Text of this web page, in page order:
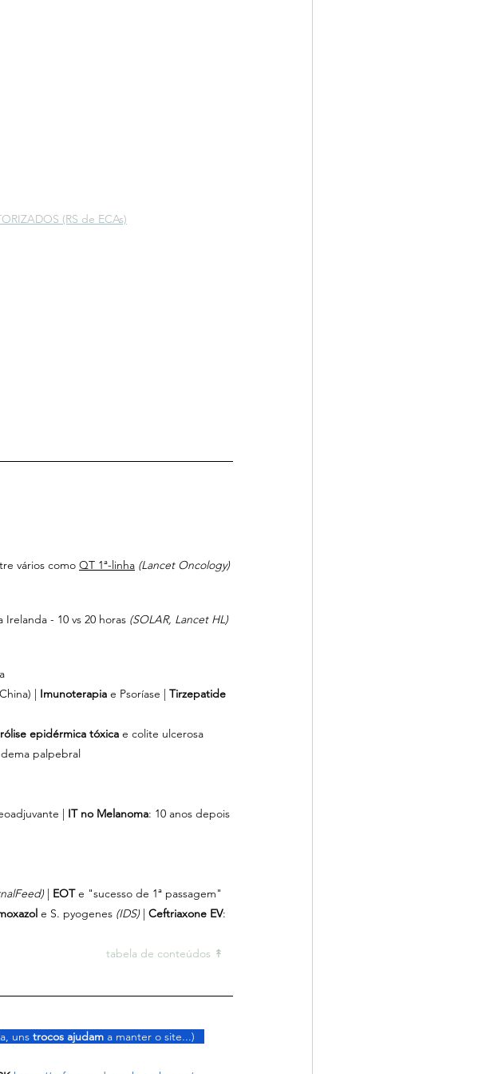
(RS de ECAs)
vários como QT 1ª-linha (Lancet Oncology)
- 10 vs 20 horas (SOLAR, Lancet HL)
| Imunoterapia e Psoríase | Tirzepatide
epidérmica tóxica e colite ulcerosa
palpebral
| IT no Melanoma: 10 anos depois
| EOT e "sucesso de 1ª passagem"
e S. pyogenes (IDS) | Ceftriaxone EV:
tabela de conteúdos ↟
uns trocos ajudam a manter o site...)